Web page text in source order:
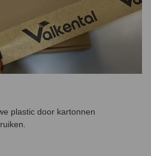
plastic door kartonnen